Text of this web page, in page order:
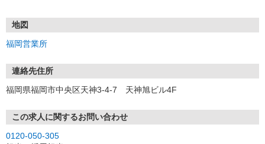
①応募から3営業日を目安に、メールorお電話でご連絡します。
★スマホでWEB面接（LINEなど）・出張面接・事務所面接と選べま
す
③面接実施（履歴書不要）
※ご希望があれば、職場見学の調整もOKです！
お気軽にご応募ください♪
地図
福岡営業所
連絡先住所
福岡県福岡市中央区天神3-4-7 天神旭ビル4F
この求人に関するお問い合わせ
0120-050-305